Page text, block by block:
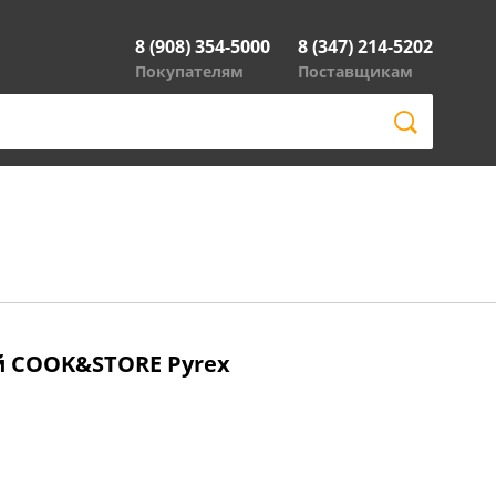
8 (908) 354-5000
Покупателям
8 (347) 214-5202
Поставщикам
Pyrex